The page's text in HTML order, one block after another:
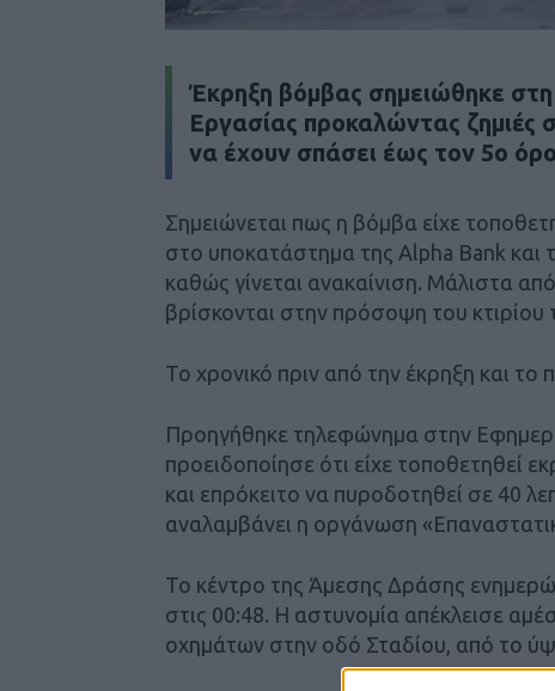
Έκρηξη βόμβας σημειώθηκε
Εργασίας προκαλώντας ζημιές
να έχουν σπάσει έως τον 5ο
Σημειώνεται πως η βόμβα είχε
στο υποκατάστημα της Alpha Bank και
καθώς γίνεται ανακαίνιση. Μάλιστα
βρίσκονται στην πρόσοψη του κτιρίου
Το χρονικό πριν από την έκρηξη και το
Προηγήθηκε τηλεφώνημα στην
προειδοποίησε ότι είχε τοποθετηθεί
και επρόκειτο να πυροδοτηθεί σε 40
αναλαμβάνει η οργάνωση
Το κέντρο της Άμεσης Δράσης
στις 00:48. Η αστυνομία απέκλεισε
οχημάτων στην οδό Σταδίου, από το